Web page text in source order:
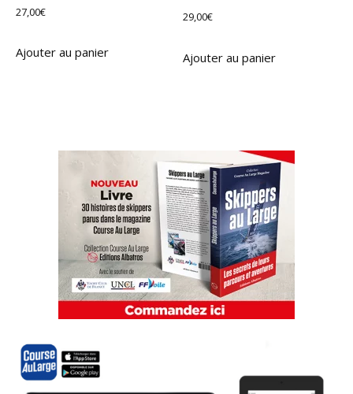
27,00€
Ajouter au panier
29,00€
Ajouter au panier